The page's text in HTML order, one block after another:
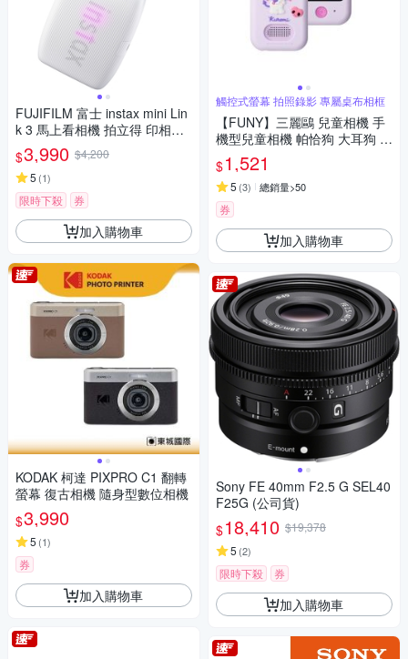
FUJIFILM 富士 instax mini Lin
k 3 馬上看相機 拍立得 印相機
公司貨
$3,990 $4,200
5 (1)
限時下殺 券
加入購物車
KODAK 柯達 PIXPRO C1 翻轉
螢幕 復古相機 隨身型數位相機
$3,990
5 (1)
券
加入購物車
觸控式螢幕 拍照錄影 專屬桌布相框
【FUNY】三麗鷗 兒童相機 手
機型兒童相機 帕恰狗 大耳狗 酷
洛米
$1,521
5 (3) 總銷量>50
券
加入購物車
Sony FE 40mm F2.5 G SEL40
F25G (公司貨)
$18,410 $19,378
5 (2)
限時下殺 券
加入購物車